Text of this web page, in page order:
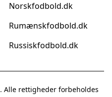
Norskfodbold.dk
Rumænskfodbold.dk
Russiskfodbold.dk
. Alle rettigheder forbeholdes